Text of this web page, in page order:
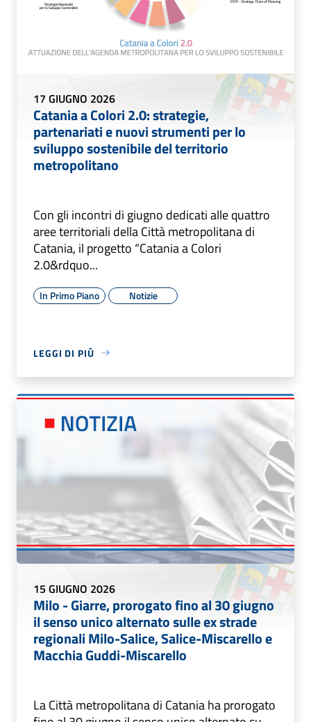
17 GIUGNO 2026
Catania a Colori 2.0: strategie,
partenariati e nuovi strumenti per lo
sviluppo sostenibile del territorio
metropolitano
Con gli incontri di giugno dedicati alle quattro
aree territoriali della Città metropolitana di
Catania, il progetto “Catania a Colori
2.0&rdquo...
In Primo Piano Notizie
LEGGI DI PIÙ
15 GIUGNO 2026
Milo - Giarre, prorogato fino al 30 giugno
il senso unico alternato sulle ex strade
regionali Milo-Salice, Salice-Miscarello e
Macchia Guddi-Miscarello
La Città metropolitana di Catania ha prorogato